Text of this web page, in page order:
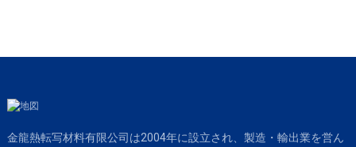
金龍熱転写材料有限公司は2004年に設立され、製造・輸出業を営ん